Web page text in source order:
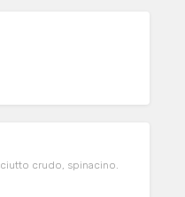
crudo, spinacino.